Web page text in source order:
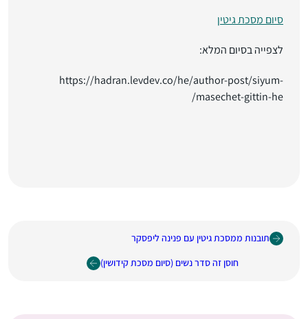
סיום מסכת גיטין
לצפייה בסיום המלא:
https://hadran.levdev.co/he/author-post/siyum-
masechet-gittin-he/
תובנות ממסכת גיטין עם פנינה ליפסקר
חוסן זה סדר נשים (סיום מסכת קידושין)